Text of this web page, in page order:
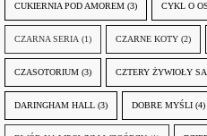
CUKIERNIA POD AMOREM (3) CYKL O
CZARNA SERIA (1) CZARNE KOTY (2)
CZASOTORIUM (3) CZTERY ŻYWIOŁY
DARINGHAM HALL (3) DOBRE MYŚLI (4)